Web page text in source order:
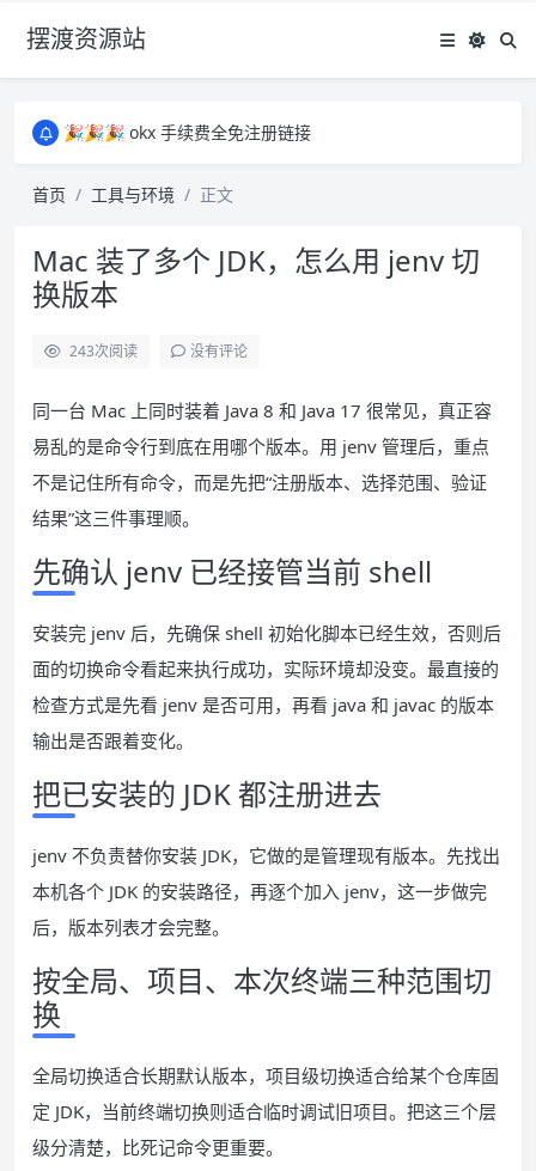
摆渡资源站
🎉🎉🎉 okx 手续费全免注册链接
所有资源均为免费网盘资源，资源失效请备注留言，感谢！
🎉🎉🎉 okx 手续费全免注册链接
首页 工具与环境 正文
Mac 装了多个 JDK，怎么用 jenv 切
换版本
243次阅读 没有评论
同一台 Mac 上同时装着 Java 8 和 Java 17 很常见，真正容
易乱的是命令行到底在用哪个版本。用 jenv 管理后，重点
不是记住所有命令，而是先把“注册版本、选择范围、验证
结果”这三件事理顺。
先确认 jenv 已经接管当前 shell
安装完 jenv 后，先确保 shell 初始化脚本已经生效，否则后
面的切换命令看起来执行成功，实际环境却没变。最直接的
检查方式是先看 jenv 是否可用，再看 java 和 javac 的版本
输出是否跟着变化。
把已安装的 JDK 都注册进去
jenv 不负责替你安装 JDK，它做的是管理现有版本。先找出
本机各个 JDK 的安装路径，再逐个加入 jenv，这一步做完
后，版本列表才会完整。
按全局、项目、本次终端三种范围切
换
全局切换适合长期默认版本，项目级切换适合给某个仓库固
定 JDK，当前终端切换则适合临时调试旧项目。把这三个层
级分清楚，比死记命令更重要。